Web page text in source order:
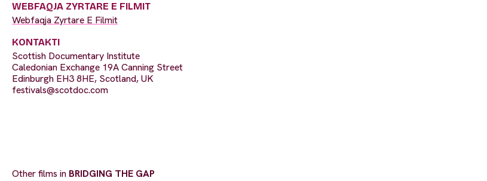
WEBFAQJA ZYRTARE E FILMIT
Webfaqja Zyrtare E Filmit
KONTAKTI
Scottish Documentary Institute
Caledonian Exchange 19A Canning Street
Edinburgh EH3 8HE, Scotland, UK
festivals@scotdoc.com
Other films in BRIDGING THE GAP